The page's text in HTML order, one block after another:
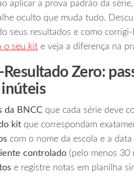
aplicar a prova padrão da
oculto que muda tudo.
seus resultados e como
o seu kit e veja a diferença na
Zero:
inúteis
da BNCC que cada série deve
kit que correspondam
com o nome da escola e a data
controlado (pelo menos 30
e registre notas em planilha